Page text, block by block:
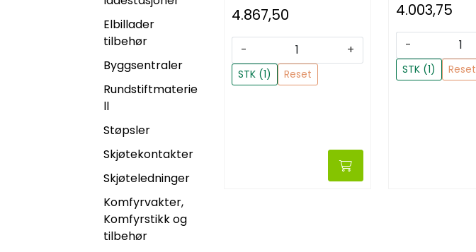
Elbillader
tilbehør
Byggsentraler
Rundstiftmaterie
ll
Støpsler
Skjøtekontakter
Skjøteledninger
Komfyrvakter,
Komfyrstikk og
tilbehør
4.867,50
- +
STK (1) Reset
4.003,75
-
STK (1) Reset